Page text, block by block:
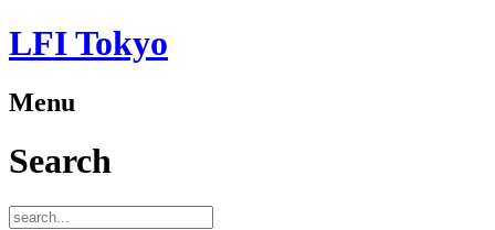
LFI Tokyo
Menu
Search